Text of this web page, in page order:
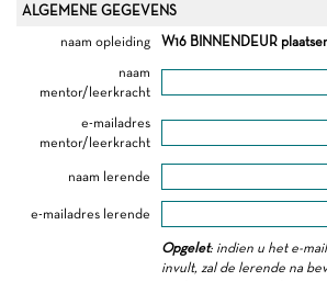
ALGEMENE GEGEVENS
naam opleiding
W16 BINNENDEUR
naam
mentor/leerkracht
e-mailadres
mentor/leerkracht
naam lerende
e-mailadres lerende
Opgelet: indien u het e-
invult, zal de lerende na